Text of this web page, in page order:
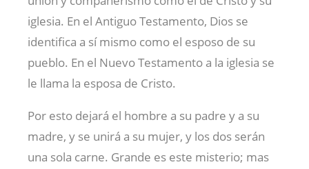
iglesia. En el Antiguo Testamento, Dios se
identifica a sí mismo como el esposo de su
pueblo. En el Nuevo Testamento a la iglesia se
le llama la esposa de Cristo.
Por esto dejará el hombre a su padre y a su
madre, y se unirá a su mujer, y los dos serán
una sola carne. Grande es este misterio; mas